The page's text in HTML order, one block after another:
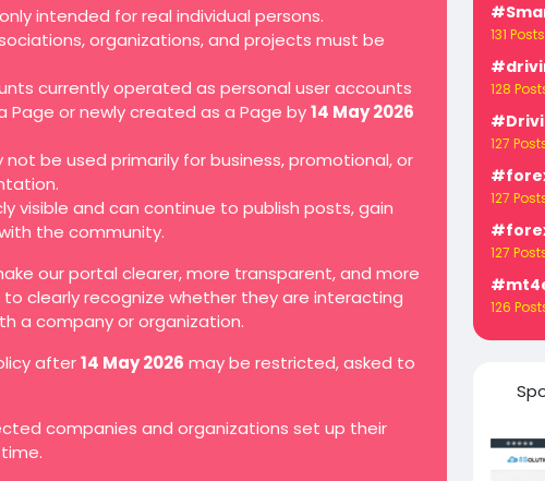
intended for real individual persons.
organizations, and projects must be
currently operated as personal user accounts
or newly created as a Page by14 May 2026
be used primarily for business, promotional, or
visible and can continue to publish posts, gain
the community.
our portal clearer, more transparent, and more
to clearly recognize whether they are interacting
a company or organization.
after14 May 2026 may be restricted, asked to
companies and organizations set up their
131 Posts
128
127
127
127
126